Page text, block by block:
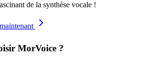
de la synthèse vocale !
MorVoice ?